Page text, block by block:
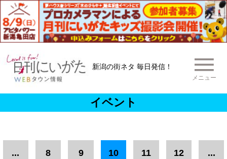
新潟の街ネタ 毎日発信！
メニュー
イベント
... 8 9 10 11 12 ...